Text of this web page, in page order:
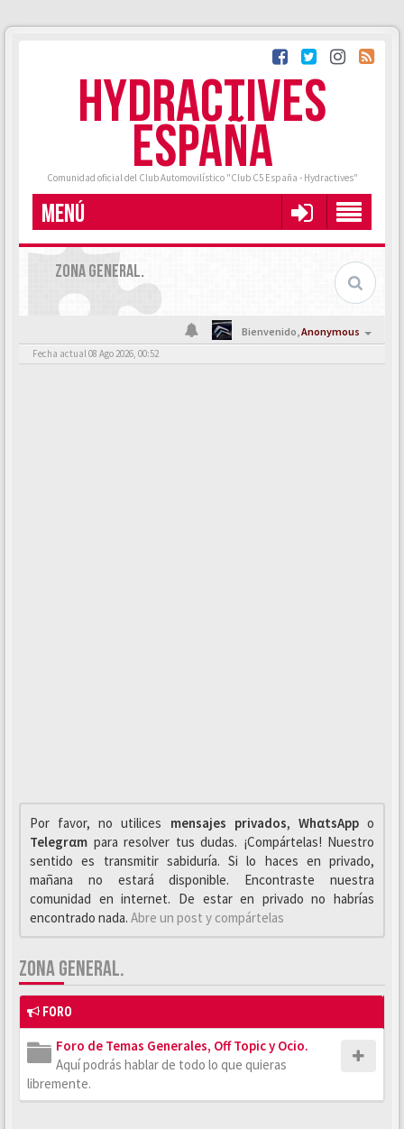
HYDRACTIVES
ESPAÑA
Comunidad oficial del Club Automovilístico "Club C5 España - Hydractives"
MENÚ
ZONA GENERAL.
Bienvenido,Anonymous
Fecha actual 08 Ago 2026, 00:52
Por favor, no utilices mensajes privados, WhαtsAppo
Telegrαm para resolver tus dudas. ¡Compártelas! Nuestro
sentido es transmitir sabiduría. Si lo haces en privado,
mañana no estará disponible. Encontraste nuestra
comunidad en internet. De estar en privado no habrías
encontrado nada. Abre un post y compártelas
ZONA GENERAL.
FORO
Foro de Temas Generales, Off Topic y Ocio.
Aquí podrás hablar de todo lo que quieras
libremente.